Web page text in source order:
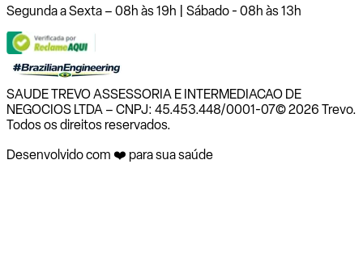
Segunda a Sexta – 08h às 19h | Sábado - 08h às 13h
SAUDE TREVO ASSESSORIA E INTERMEDIACAO DE
NEGOCIOS LTDA – CNPJ: 45.453.448/0001-07© 2026 Trevo.
Todos os direitos reservados.
Desenvolvido com ❤️ para sua saúde